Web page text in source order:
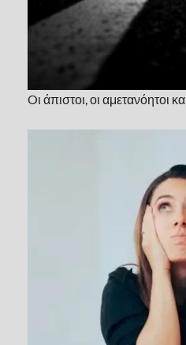
Oι άπιστοι, οι αμετανόητοι